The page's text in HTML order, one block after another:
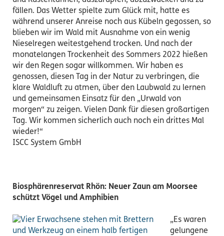
fällen. Das Wetter spielte zum Glück mit, hatte es
während unserer Anreise noch aus Kübeln gegossen, so
blieben wir im Wald mit Ausnahme von ein wenig
Nieselregen weitestgehend trocken. Und nach der
monatelangen Trockenheit des Sommers 2022 hießen
wir den Regen sogar willkommen. Wir haben es
genossen, diesen Tag in der Natur zu verbringen, die
klare Waldluft zu atmen, über den Laubwald zu lernen
und gemeinsamen Einsatz für den „Urwald von
morgen“ zu zeigen. Vielen Dank für diesen großartigen
Tag. Wir kommen sicherlich auch noch ein drittes Mal
wieder!“
ISCC System GmbH
Biosphärenreservat Rhön: Neuer Zaun am Moorsee
schützt Vögel und Amphibien
„Es waren
gelungene